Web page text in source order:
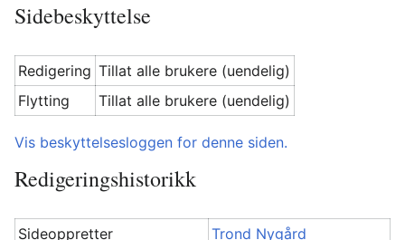
Sidebeskyttelse
Redigering Tillat alle brukere (uendelig)
Flytting
Tillat alle brukere (uendelig)
Vis beskyttelsesloggen for denne siden.
Redigeringshistorikk
Sideoppretter Trond Nygård